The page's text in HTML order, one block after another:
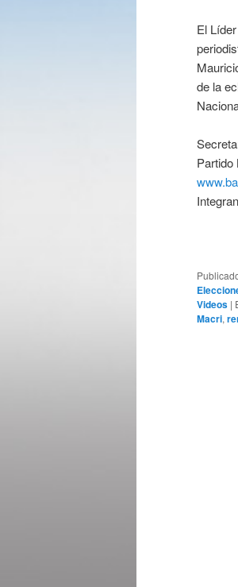
El
de la
Videos |
Macri,